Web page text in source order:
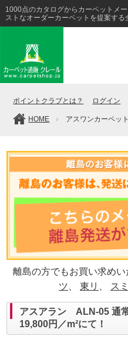
1000点のカタログからカーペットメ
ストなオーダーカーペットを提案する
ポイントクラブとは？ ログイン
HOME アスワンカーペ
離島の方でもお買い求めい
ツ 、東リ ス
アスアラン ALN-05 通
19,800円／m²にて！